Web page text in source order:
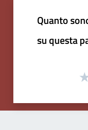
Quanto
su questa